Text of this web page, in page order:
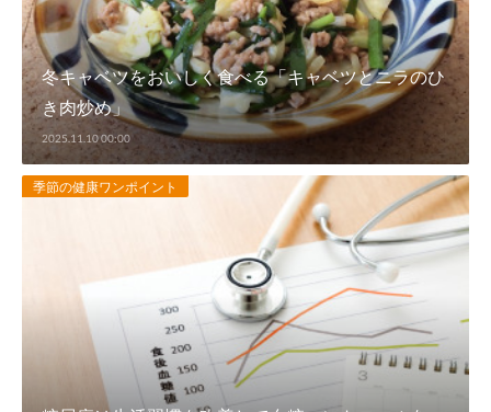
冬キャベツをおいしく食べる「キャベツとニラのひ
き肉炒め」
2025.11.10 00:00
季節の健康ワンポイント